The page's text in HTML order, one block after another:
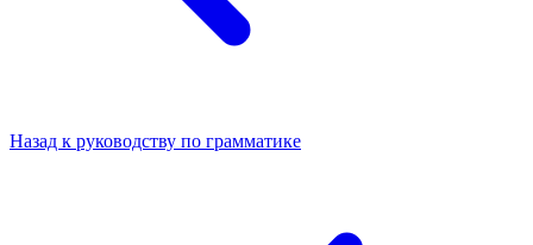
Назад к руководству по грамматике